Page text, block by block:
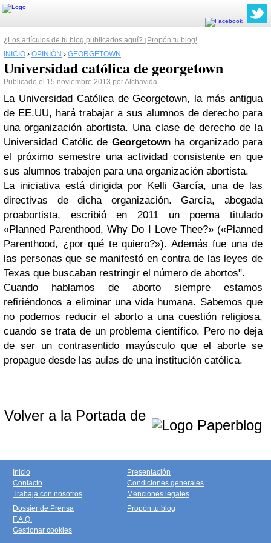
¿Los artículos de tu blog publicados aquí? ¡Propón tu blog!
INICIO › OPINIÓN › GEORGETOWN
Universidad católica de georgetown
Publicado el 15 noviembre 2013 porAlchavida
La Universidad Católica de Georgetown, la más antigua
de EE.UU, hará trabajar a sus alumnos de derecho para
una organización abortista. Una clase de derecho de la
Universidad Católic de Georgetownha organizado para
el próximo semestre una actividad consistente en que
sus alumnos trabajen para una organización abortista.
La iniciativa está dirigida por Kelli García, una de las
directivas de dicha organización. García, abogada
proabortista, escribió en 2011 un poema titulado
«Planned Parenthood, Why Do I Love Thee?» («Planned
Parenthood, ¿por qué te quiero?»). Además fue una de
las personas que se manifestó en contra de las leyes de
Texas que buscaban restringir el número de abortos".
Cuando hablamos de aborto siempre estamos
refiriéndonos a eliminar una vida humana. Sabemos que
no podemos reducir el aborto a una cuestión religiosa,
cuando se trata de un problema científico. Pero no deja
de ser un contrasentido mayúsculo que el aborte se
propague desde las aulas de una institución católica.
Volver a la Portada de
Inicio
Contacto
Trabaja con nosotros
Presentación
Condiciones generales
Menciones legales
Dossier de Prensa
F.A.Q.
Gestionar cookies
Propón tu blog